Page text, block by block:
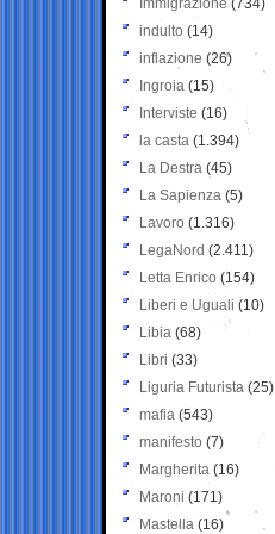
Immigrazione (734)
indulto (14)
inflazione (26)
Ingroia (15)
Interviste (16)
la casta (1.394)
La Destra (45)
La Sapienza (5)
Lavoro (1.316)
LegaNord (2.411)
Letta Enrico (154)
Liberi e Uguali (10)
Libia (68)
Libri (33)
Liguria Futurista (25)
mafia (543)
manifesto (7)
Margherita (16)
Maroni (171)
Mastella (16)